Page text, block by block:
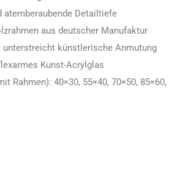
atemberaubende Detailtiefe
aus deutscher Manufaktur
künstlerische Anmutung
Kunst-Acrylglas
Rahmen): 40×30, 55×40, 70×50,